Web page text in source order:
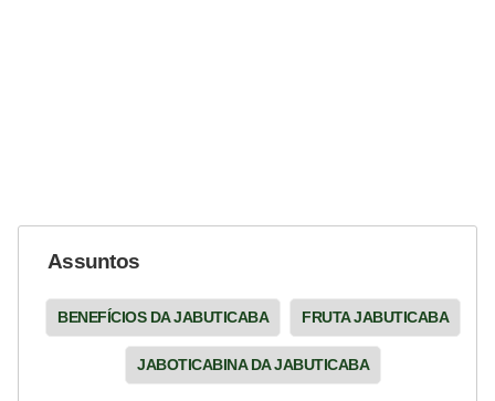
Assuntos
BENEFÍCIOS DA JABUTICABA FRUTA JABUTICABA
JABOTICABINA DA JABUTICABA